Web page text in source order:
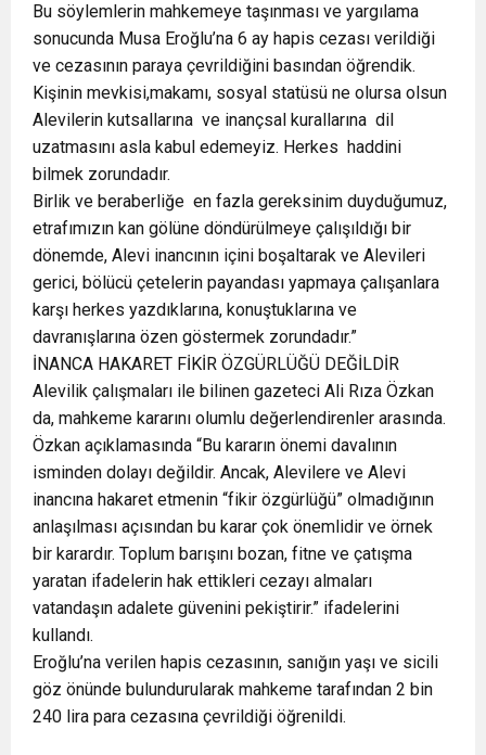
Bu söylemlerin mahkemeye taşınması ve yargılama
sonucunda Musa Eroğlu’na 6 ay hapis cezası verildiği
ve cezasının paraya çevrildiğini basından öğrendik.
Kişinin mevkisi,makamı, sosyal statüsü ne olursa olsun
Alevilerin kutsallarına ve inançsal kurallarına dil
uzatmasını asla kabul edemeyiz. Herkes haddini
bilmek zorundadır.
Birlik ve beraberliğe en fazla gereksinim duyduğumuz,
etrafımızın kan gölüne döndürülmeye çalışıldığı bir
dönemde, Alevi inancının içini boşaltarak ve Alevileri
gerici, bölücü çetelerin payandası yapmaya çalışanlara
karşı herkes yazdıklarına, konuştuklarına ve
davranışlarına özen göstermek zorundadır.”
İNANCA HAKARET FİKİR ÖZGÜRLÜĞÜ DEĞİLDİR
Alevilik çalışmaları ile bilinen gazeteci Ali Rıza Özkan
da, mahkeme kararını olumlu değerlendirenler arasında.
Özkan açıklamasında “Bu kararın önemi davalının
isminden dolayı değildir. Ancak, Alevilere ve Alevi
inancına hakaret etmenin “fikir özgürlüğü” olmadığının
anlaşılması açısından bu karar çok önemlidir ve örnek
bir karardır. Toplum barışını bozan, fitne ve çatışma
yaratan ifadelerin hak ettikleri cezayı almaları
vatandaşın adalete güvenini pekiştirir.” ifadelerini
kullandı.
Eroğlu’na verilen hapis cezasının, sanığın yaşı ve sicili
göz önünde bulundurularak mahkeme tarafından 2 bin
240 lira para cezasına çevrildiği öğrenildi.